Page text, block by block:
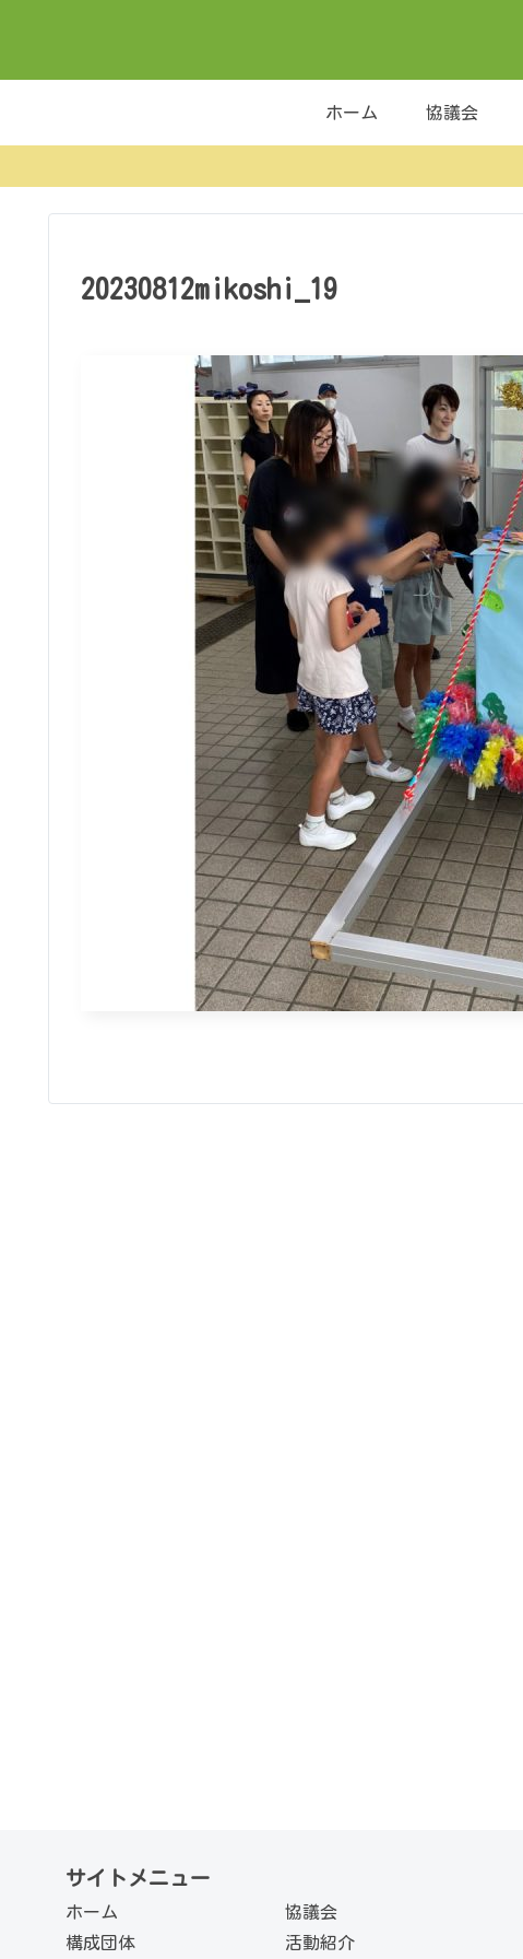
ホーム 協議会
20230812mikoshi_19
サイトメニュー
ホーム
協議会
構成団体
活動紹介